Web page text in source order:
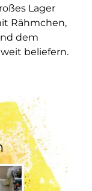
Lager
Rähmchen,
dem
beliefern.